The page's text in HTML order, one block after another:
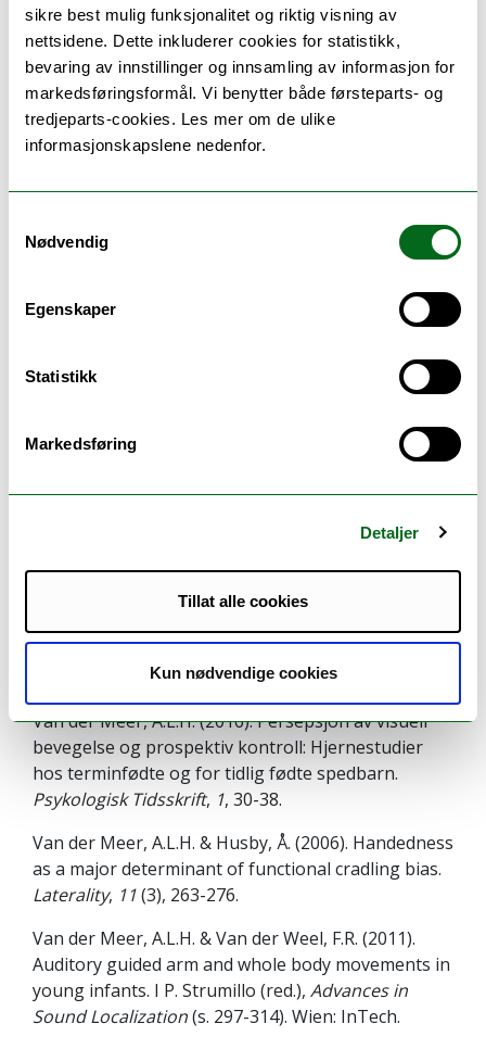
sikre best mulig funksjonalitet og riktig visning av
nettsidene. Dette inkluderer cookies for statistikk,
bevaring av innstillinger og innsamling av informasjon for
markedsføringsformål. Vi benytter både førsteparts- og
tredjeparts-cookies. Les mer om de ulike
informasjonskapslene nedenfor.
Nødvendig
Egenskaper
Statistikk
Markedsføring
Detaljer
Tillat alle cookies
Kun nødvendige cookies
Pensum
Siegler, R., DeLoache, J., & Eisenberg, N. (2014). How
children develop(4th. ed.). New York: Worth..
Kapittel 4, s. 130-145, s. 161-167
Kapittel 7, s. 260-295
Van der Meer, A.L.H. (2010/2013). Tidlig utvikling
hos de minste barn i alderen 0-1 år. I E.B.H.
Sandseter, T.L. Hagen & T. Moser (red.),
Kroppslighet i Barnehagen: Pedagogisk arbeid med
kropp, bevegelse og helse(s. 150-169). Oslo:
Gyldendal Akademisk.
Van der Meer, A.L.H. (2016). Persepsjon av visuell
bevegelse og prospektiv kontroll: Hjernestudier
hos terminfødte og for tidlig fødte spedbarn.
Psykologisk Tidsskrift, 1, 30-38.
Van der Meer, A.L.H. & Husby, Å. (2006). Handedness
as a major determinant of functional cradling bias.
Laterality, 11(3), 263-276.
Van der Meer, A.L.H. & Van der Weel, F.R. (2011).
Auditory guided arm and whole body movements in
young infants. I P. Strumillo (red.), Advances in
Sound Localization(s. 297-314). Wien: InTech.